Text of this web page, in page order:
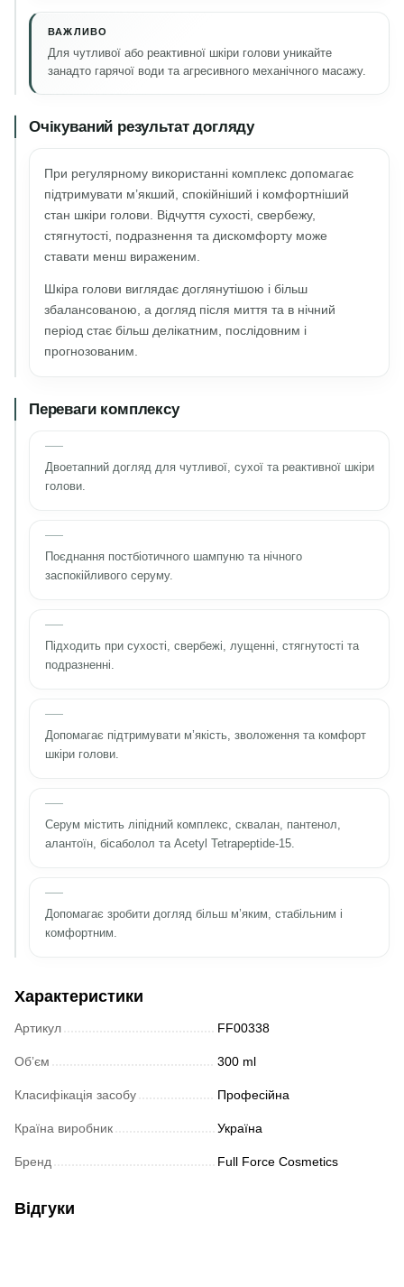
ВАЖЛИВО
Для чутливої або реактивної шкіри голови уникайте
занадто гарячої води та агресивного механічного масажу.
Очікуваний результат догляду
При регулярному використанні комплекс допомагає
підтримувати м’якший, спокійніший і комфортніший
стан шкіри голови. Відчуття сухості, свербежу,
стягнутості, подразнення та дискомфорту може
ставати менш вираженим.
Шкіра голови виглядає доглянутішою і більш
збалансованою, а догляд після миття та в нічний
період стає більш делікатним, послідовним і
прогнозованим.
Переваги комплексу
Двоетапний догляд для чутливої, сухої та реактивної шкіри
голови.
Поєднання постбіотичного шампуню та нічного
заспокійливого серуму.
Підходить при сухості, свербежі, лущенні, стягнутості та
подразненні.
Допомагає підтримувати м’якість, зволоження та комфорт
шкіри голови.
Серум містить ліпідний комплекс, сквалан, пантенол,
алантоїн, бісаболол та Acetyl Tetrapeptide-15.
Допомагає зробити догляд більш м’яким, стабільним і
комфортним.
Характеристики
Артикул FF00338
Обʼєм 300 ml
Класифікація засобу Професійна
Країна виробник Україна
Бренд Full Force Cosmetics
Відгуки